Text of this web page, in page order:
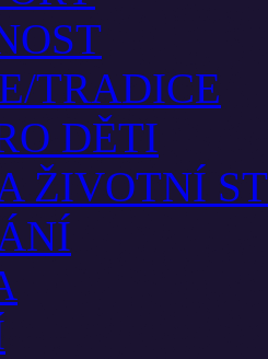
TRADICE
DĚTI
ŽIVOTNÍ